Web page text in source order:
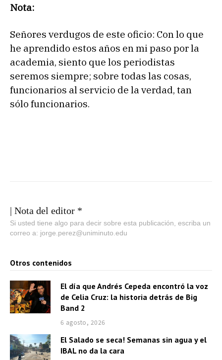
Nota:
Señores verdugos de este oficio: Con lo que
he aprendido estos años en mi paso por la
academia, siento que los periodistas
seremos siempre; sobre todas las cosas,
funcionarios al servicio de la verdad, tan
sólo funcionarios.
| Nota del editor *
Si usted tiene algo para decir sobre esta publicación, escriba un
correo a: jorge.perez@uniminuto.edu
Otros contenidos
El día que Andrés Cepeda encontró la voz
de Celia Cruz: la historia detrás de Big
Band 2
6 agosto, 2026
El Salado se seca! Semanas sin agua y el
IBAL no da la cara